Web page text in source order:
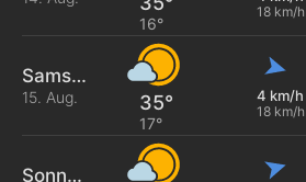
16°
18 km/h
Samstag
15. Aug. 35°
17°
4 km/h
18 km/h
Sonntag